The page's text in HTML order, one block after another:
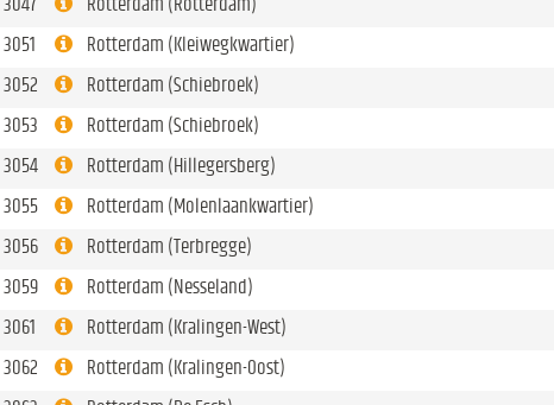
3047
Rotterdam (Rotterdam)
3051
Rotterdam (Kleiwegkwartier)
3052
Rotterdam (Schiebroek)
3053
Rotterdam (Schiebroek)
3054
Rotterdam (Hillegersberg)
3055
Rotterdam (Molenlaankwartier)
3056
Rotterdam (Terbregge)
3059
Rotterdam (Nesseland)
3061
Rotterdam (Kralingen-West)
3062
Rotterdam (Kralingen-Oost)